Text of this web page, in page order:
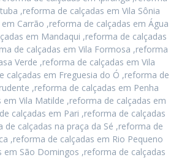
,reforma de calçadas em Vila Sônia
Carrão ,reforma de calçadas em Água
em Mandaqui ,reforma de calçadas
de calçadas em Vila Formosa ,reforma
Verde ,reforma de calçadas em Vila
calçadas em Freguesia do Ó ,reforma de
,reforma de calçadas em Penha
Vila Matilde ,reforma de calçadas em
calçadas em Pari ,reforma de calçadas
de calçadas na praça da Sé ,reforma de
,reforma de calçadas em Rio Pequeno
em São Domingos ,reforma de calçadas